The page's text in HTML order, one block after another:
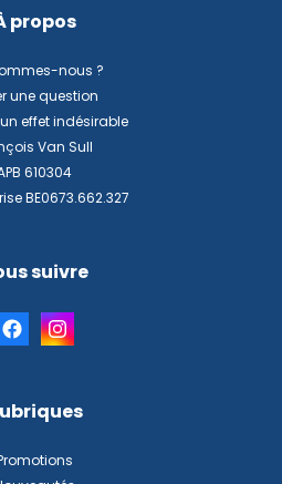
propos
nous ?
une question
effet indésirable
Van Sull
610304
BE0673.662.327
suivre